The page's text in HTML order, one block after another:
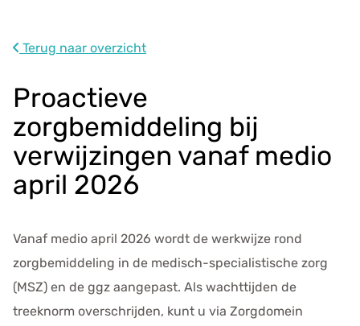
s
e
g
e
v
e
n
Terug naar overzicht
Proactieve
zorgbemiddeling bij
verwijzingen vanaf medio
april 2026
Vanaf medio april 2026 wordt de werkwijze rond
zorgbemiddeling in de medisch-specialistische zorg
(MSZ) en de ggz aangepast. Als wachttijden de
treeknorm overschrijden, kunt u via Zorgdomein